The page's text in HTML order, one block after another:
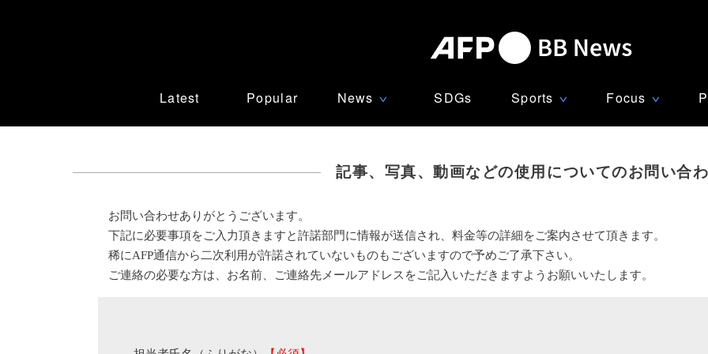
Latest Popular News ∨ SDGs Sports ∨ Focus ∨
記事、写真、動画などの使用についてのお問い合
お問い合わせありがとうございます。
下記に必要事項をご入力頂きますと許諾部門に情報が送信され、料金等の詳細をご案内させて頂きます。
稀にAFP通信から二次利用が許諾されていないものもございますので予めご了承下さい。
ご連絡の必要な方は、お名前、ご連絡先メールアドレスをご記入いただきますようお願いいたします。